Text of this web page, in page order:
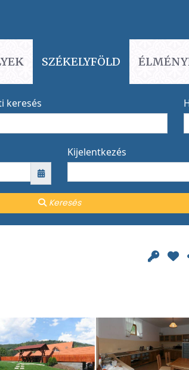
SZÉKELYFÖLD
keresés
Kijelentkezés
Keresés